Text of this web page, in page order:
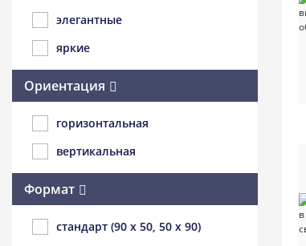
элегантные
яркие
Ориентация
горизонтальная
вертикальная
Формат
стандарт (90 x 50, 50 x 90)